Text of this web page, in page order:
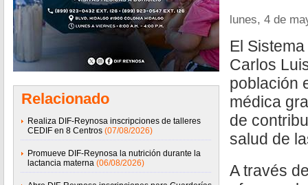
Relacionado
Realiza DIF-Reynosa inscripciones de talleres
CEDIF en 8 Centros (07/08/2026)
Promueve DIF-Reynosa la nutrición durante la
lactancia materna (06/08/2026)
lunes, 4 de
El
Carlos
población
médica
de
salud de
A través